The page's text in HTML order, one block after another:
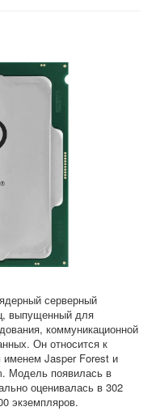
серверный
выпущенный для
коммуникационной
Он относится к
Jasper Forest и
Модель появилась в
оценивалась в 302
экземпляров.